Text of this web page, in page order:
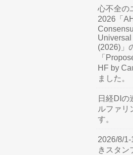
心不全の
2026「
(2026)」
「
HF by
ました。
日経DIの
ルファリ
す。
2026/8/
きスタン